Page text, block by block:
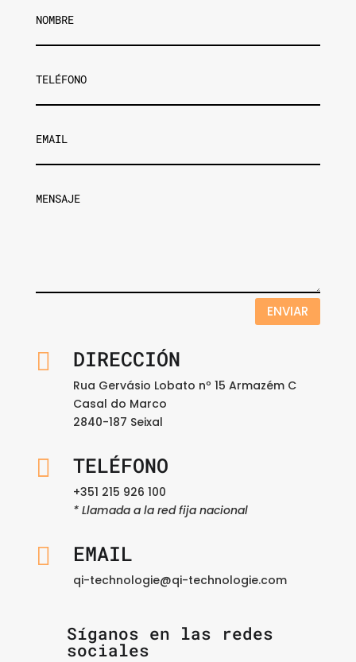
ENVIAR
 DIRECCIÓN
Rua Gervásio Lobato nº 15 Armazém C
Casal do Marco
2840-187 Seixal
 TELÉFONO
+351 215 926 100
* Llamada a la red fija nacional
 EMAIL
qi-technologie@qi-technologie.com
Síganos en las redes
sociales